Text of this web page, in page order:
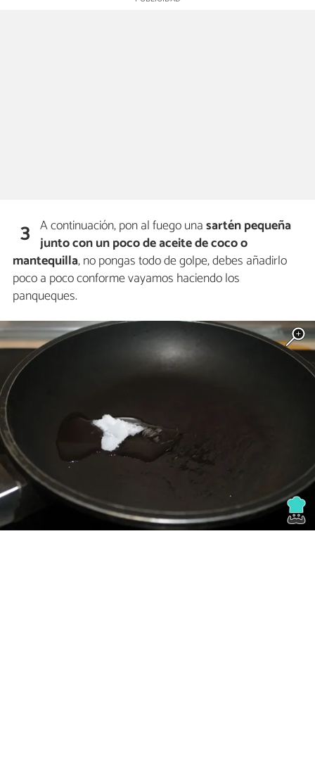
3 A continuación, pon al fuego unasartén pequeña
junto con un poco de aceite de coco o
mantequilla, no pongas todo de golpe, debes añadirlo
poco a poco conforme vayamos haciendo los
panqueques.